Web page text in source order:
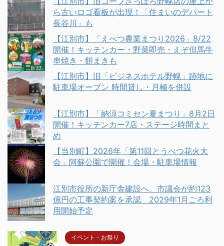
ら古いロゴ看板が出現！「住まいのデパート
長谷川」も
【江別市】「えべつ農業まつり2026」8/22
開催！キッチンカー・野菜即売・えぞ但馬牛
串焼き・餅まきも
【江別市】旧「ビジネスホテル野幌」跡地に
駐車場オープン 時間貸し・月極を併設
【江別市】「納涼コミセン夏まつり」8月2日
開催！キッチンカー7店・ステージ時間まと
め
【当別町】2026年「第11回とうべつ花火大
会」阿蘇公園で開催！会場・駐車場情報
江別市役所の新庁舎建設へ、市議会が約123
億円の工事契約案を承認 2029年1月ごろ利
用開始予定
イベント・お祭り